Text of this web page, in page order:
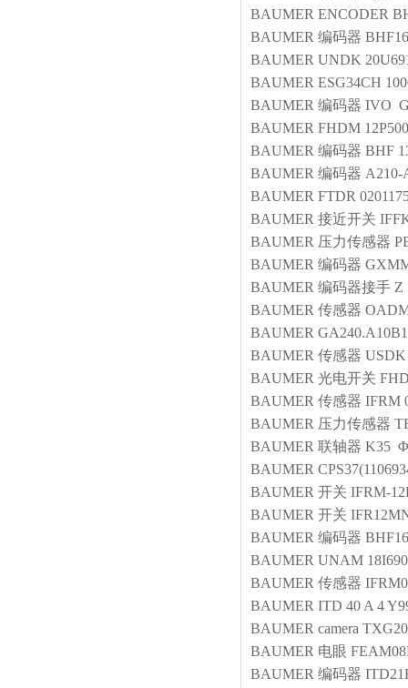
BAUMER ENCODER
BAUMER 编码器
BAUMER UNDK
BAUMER ESG34CH
BAUMER 编码器 IVO
BAUMER FHDM
BAUMER 编码器 BHF
BAUMER 编码器 A210-
BAUMER FTDR
BAUMER 接近开关
BAUMER 压力传感器
BAUMER 编码器
BAUMER 编码器接手 Z
BAUMER 传感器
BAUMER
BAUMER 传感器 USDK
BAUMER 光电开关
BAUMER 传感器 IFRM
BAUMER 压力传感器
BAUMER 联轴器 K35
BAUMER
BAUMER 开关 IFRM-
BAUMER 开关
BAUMER 编码器
BAUMER UNAM
BAUMER 传感器
BAUMER ITD 40 A 4
BAUMER camera
BAUMER 电眼
BAUMER 编码器